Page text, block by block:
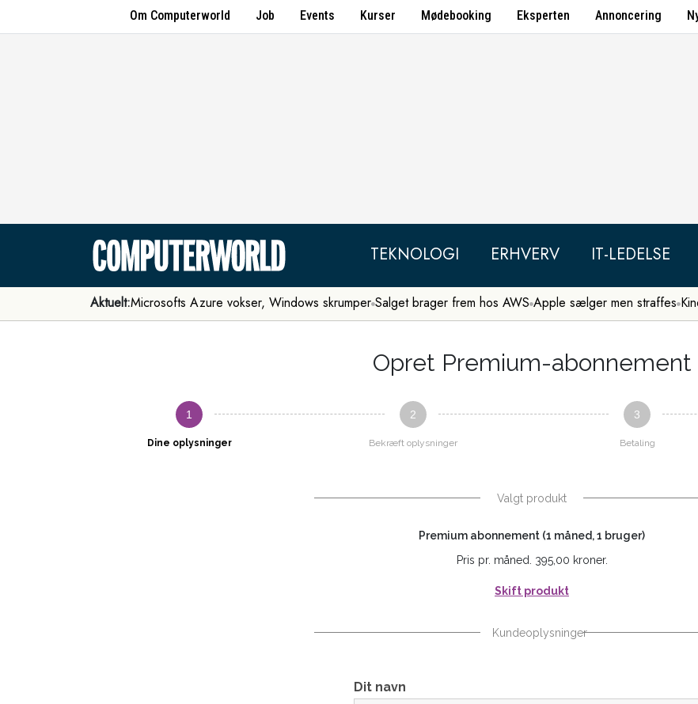
Om Computerworld Job Events Kurser Mødebooking Eksperten Annoncering
TEKNOLOGI ERHVERV IT-LEDELSE
Aktuelt:Microsofts Azure vokser, Windows skrumper Salget brager frem hos AWS Apple sælger men straffes
Opret Premium-abonnement
1
Dine oplysninger
2
Bekræft oplysninger
3
Betaling
Valgt produkt
Premium abonnement (1 måned, 1 bruger)
Pris pr. måned. 395,00 kroner.
Skift produkt
Kundeoplysninger
Dit navn